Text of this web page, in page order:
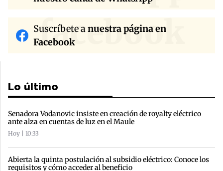
facebook
Suscríbete anuestra página en
Facebook
Lo último
Senadora Vodanovic insiste en creación de royalty eléctrico
ante alza en cuentas de luz en el Maule
Hoy | 10:33
Abierta la quinta postulación al subsidio eléctrico: Conoce los
requisitos y cómo acceder al beneficio